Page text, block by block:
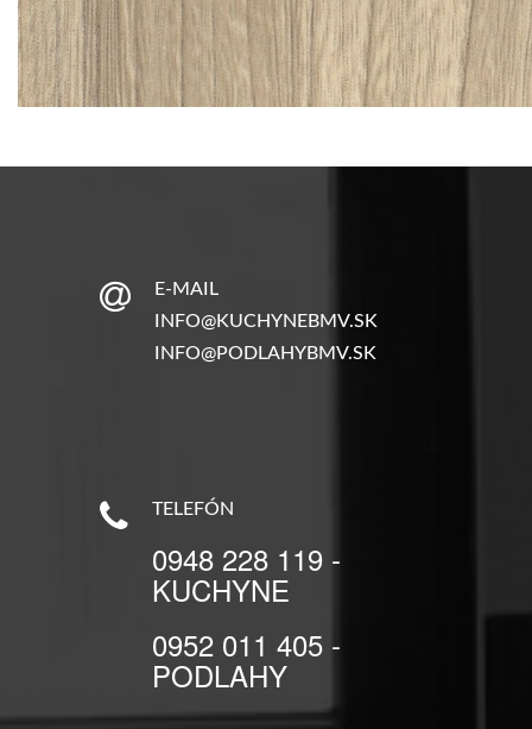
E-MAIL
INFO@KUCHYNEBMV.SK
INFO@PODLAHYBMV.SK
TELEFÓN
0948 228 119 -
KUCHYNE
0952 011 405 -
PODLAHY